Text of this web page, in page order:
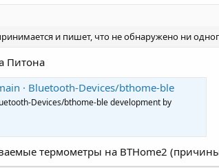
и пишет, что не обнаружено ни
Питона
· Bluetooth-Devices/bthome-ble
Devices/bthome-ble development by
термометры на BTHome2